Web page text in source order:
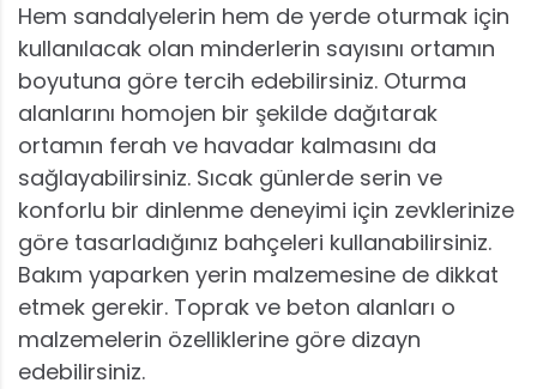
Hem sandalyelerin hem de yerde oturmak için
kullanılacak olan minderlerin sayısını ortamın
boyutuna göre tercih edebilirsiniz. Oturma
alanlarını homojen bir şekilde dağıtarak
ortamın ferah ve havadar kalmasını da
sağlayabilirsiniz. Sıcak günlerde serin ve
konforlu bir dinlenme deneyimi için zevklerinize
göre tasarladığınız bahçeleri kullanabilirsiniz.
Bakım yaparken yerin malzemesine de dikkat
etmek gerekir. Toprak ve beton alanları o
malzemelerin özelliklerine göre dizayn
edebilirsiniz.